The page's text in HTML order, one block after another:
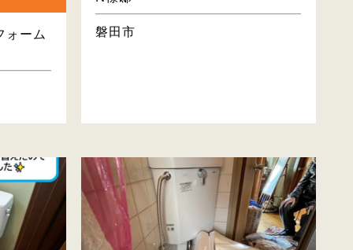
ォーム 磐田市